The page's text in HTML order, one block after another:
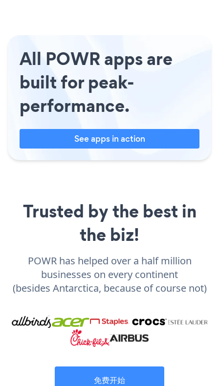
All POWR apps are
built for peak-
performance.
See apps in action
Trusted by the best in
the biz!
POWR has helped over a half million
businesses on every continent
(besides Antarctica, because of course not)
免费开始